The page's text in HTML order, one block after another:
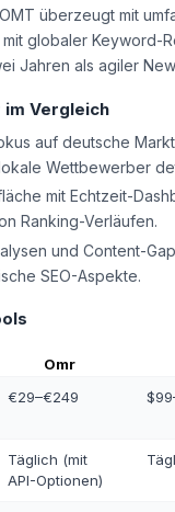
überzeugt mit
globaler Keyword-
Jahren als agiler
Vergleich
auf deutsche
Wettbewerber
mit Echtzeit-
Ranking-Verläufen.
und Content-
SEO-Aspekte.
Omr
€29–€249
Täglich (mit
API-Optionen)